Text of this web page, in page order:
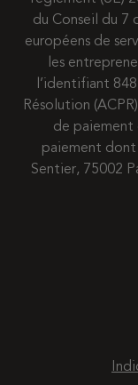
du Conseil du 7
européens de
les
l’identifiant
Résolution
de paiement
paiement dont
Sentier, 75002